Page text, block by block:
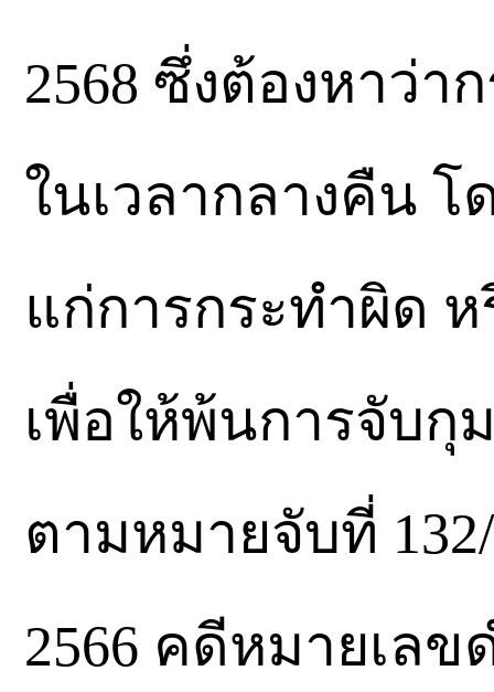
2568 ซึ่งต้องหาว่
ในเวลากลางคืน
แก่การกระทำผิด
เพื่อให้พ้นการจับ
ตามหมายจับที่
2566 คดีหมายเลข